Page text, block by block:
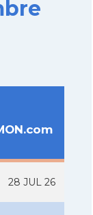
28 JUL 26